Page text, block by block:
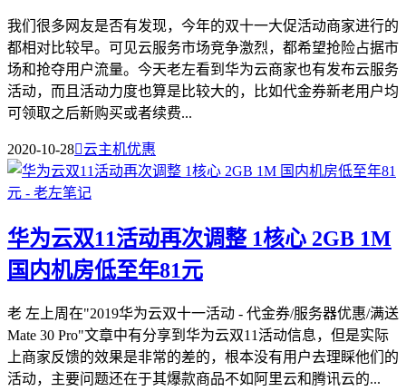
我们很多网友是否有发现，今年的双十一大促活动商家进行的
都相对比较早。可见云服务市场竞争激烈，都希望抢险占据市
场和抢夺用户流量。今天老左看到华为云商家也有发布云服务
活动，而且活动力度也算是比较大的，比如代金券新老用户均
可领取之后新购买或者续费...
2020-10-28云主机优惠
华为云双11活动再次调整 1核心 2GB 1M
国内机房低至年81元
老 左上周在"2019华为云双十一活动 - 代金券/服务器优惠/满送
Mate 30 Pro"文章中有分享到华为云双11活动信息，但是实际
上商家反馈的效果是非常的差的，根本没有用户去理睬他们的
活动，主要问题还在于其爆款商品不如阿里云和腾讯云的...